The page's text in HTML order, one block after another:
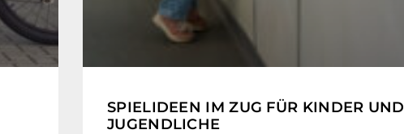
SPIELIDEEN IM ZUG FÜR KINDER UND
JUGENDLICHE